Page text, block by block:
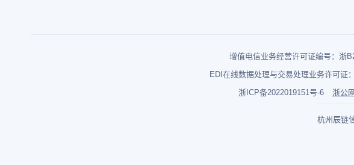
增值电信业务经营许可证编号：浙
EDI在线数据处理与交易处理业务许可证
浙ICP备2022019151号-6
浙公
杭州辰链